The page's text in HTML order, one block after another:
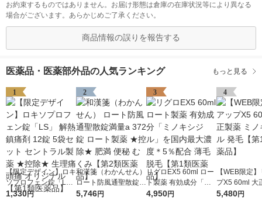
お約束するものではありません。お届け形態は倉庫の在庫状況等により異なる
場合がございます。あらかじめご了承ください。
商品情報の誤りを報告する
医薬品・医薬部外品の人気ランキング もっと見る
1
【限定デザイン】ロキ
ソプロフェン錠「L
S」 解熱鎮痛剤 12錠
1,330円
2
和漢箋（わかんせん）
ロート防風通聖散錠満
量a 372錠 ロート製薬
5,746円
3
リグロEX5 60ml ロー
ト製薬 有効成分「ミ
ノキシジル」を国内最
4,950円
4
【WEB限定
プX5 60ml 大
ミノキシジル
5,480円